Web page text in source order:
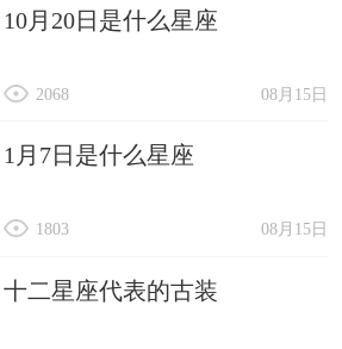
10月20日是什么星座
08月15日
2068
1月7日是什么星座
08月15日
1803
十二星座代表的古装